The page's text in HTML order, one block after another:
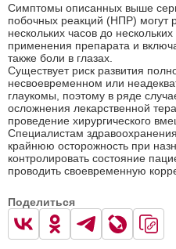
Симптомы описанных выше
побочных реакций (НПР) могут
нескольких часов до
применения препарата и
также боли в глазах.
Существует риск развития
несвоевременном или
глаукомы, поэтому в ряде
осложнения лекарственной
проведение хирургического
Специалистам
крайнюю осторожность при
контролировать состояние
проводить своевременную
Поделиться